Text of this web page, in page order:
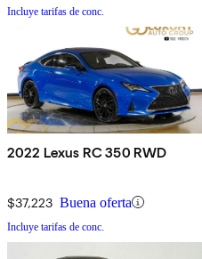
Incluye tarifas de conc.
2022 Lexus RC 350 RWD
$37,223 Buena oferta
Incluye tarifas de conc.